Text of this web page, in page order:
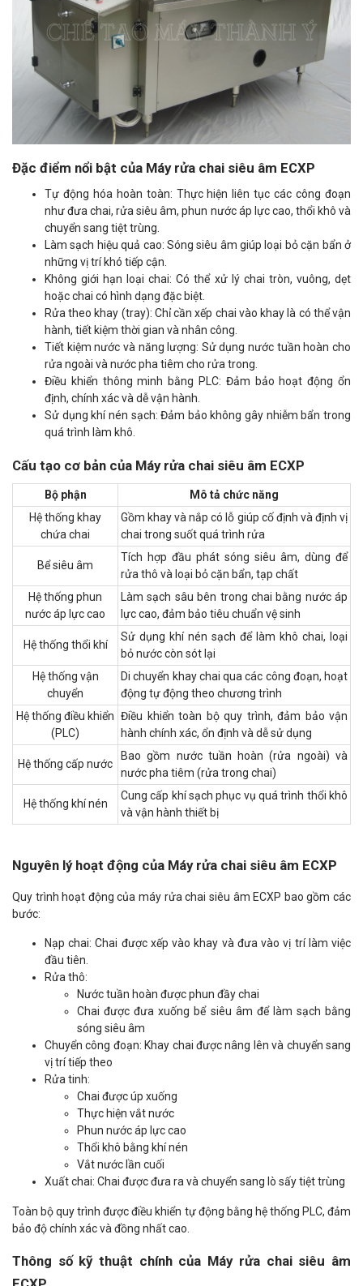
Đặc điểm nổi bật của Máy rửa chai siêu âm ECXP
Tự động hóa hoàn toàn: Thực hiện liên tục các công đoạn
như đưa chai, rửa siêu âm, phun nước áp lực cao, thổi khô và
chuyển sang tiệt trùng.
Làm sạch hiệu quả cao: Sóng siêu âm giúp loại bỏ cặn bẩn ở
những vị trí khó tiếp cận.
Không giới hạn loại chai: Có thể xử lý chai tròn, vuông, dẹt
hoặc chai có hình dạng đặc biệt.
Rửa theo khay (tray): Chỉ cần xếp chai vào khay là có thể vận
hành, tiết kiệm thời gian và nhân công.
Tiết kiệm nước và năng lượng: Sử dụng nước tuần hoàn cho
rửa ngoài và nước pha tiêm cho rửa trong.
Điều khiển thông minh bằng PLC: Đảm bảo hoạt động ổn
định, chính xác và dễ vận hành.
Sử dụng khí nén sạch: Đảm bảo không gây nhiễm bẩn trong
quá trình làm khô.
Cấu tạo cơ bản của Máy rửa chai siêu âm ECXP
Bộ phận
Mô tả chức năng
Hệ thống khay
chứa chai
Gồm khay và nắp có lỗ giúp cố định và định vị
chai trong suốt quá trình rửa
Bể siêu âm
Tích hợp đầu phát sóng siêu âm, dùng để
rửa thô và loại bỏ cặn bẩn, tạp chất
Hệ thống phun
nước áp lực cao
Làm sạch sâu bên trong chai bằng nước áp
lực cao, đảm bảo tiêu chuẩn vệ sinh
Hệ thống thổi khí
Sử dụng khí nén sạch để làm khô chai, loại
bỏ nước còn sót lại
Hệ thống vận
chuyển
Di chuyển khay chai qua các công đoạn, hoạt
động tự động theo chương trình
Hệ thống điều khiển
(PLC)
Điều khiển toàn bộ quy trình, đảm bảo vận
hành chính xác, ổn định và dễ sử dụng
Hệ thống cấp nước
Bao gồm nước tuần hoàn (rửa ngoài) và
nước pha tiêm (rửa trong chai)
Hệ thống khí nén
Cung cấp khí sạch phục vụ quá trình thổi khô
và vận hành thiết bị
Nguyên lý hoạt động của Máy rửa chai siêu âm ECXP
Quy trình hoạt động của máy rửa chai siêu âm ECXP bao gồm các
bước:
Nạp chai: Chai được xếp vào khay và đưa vào vị trí làm việc
đầu tiên.
Rửa thô:
Nước tuần hoàn được phun đầy chai
Chai được đưa xuống bể siêu âm để làm sạch bằng
sóng siêu âm
Chuyển công đoạn: Khay chai được nâng lên và chuyển sang
vị trí tiếp theo
Rửa tinh:
Chai được úp xuống
Thực hiện vắt nước
Phun nước áp lực cao
Thổi khô bằng khí nén
Vắt nước lần cuối
Xuất chai: Chai được đưa ra và chuyển sang lò sấy tiệt trùng
Toàn bộ quy trình được điều khiển tự động bằng hệ thống PLC, đảm
bảo độ chính xác và đồng nhất cao.
Thông số kỹ thuật chính của Máy rửa chai siêu âm